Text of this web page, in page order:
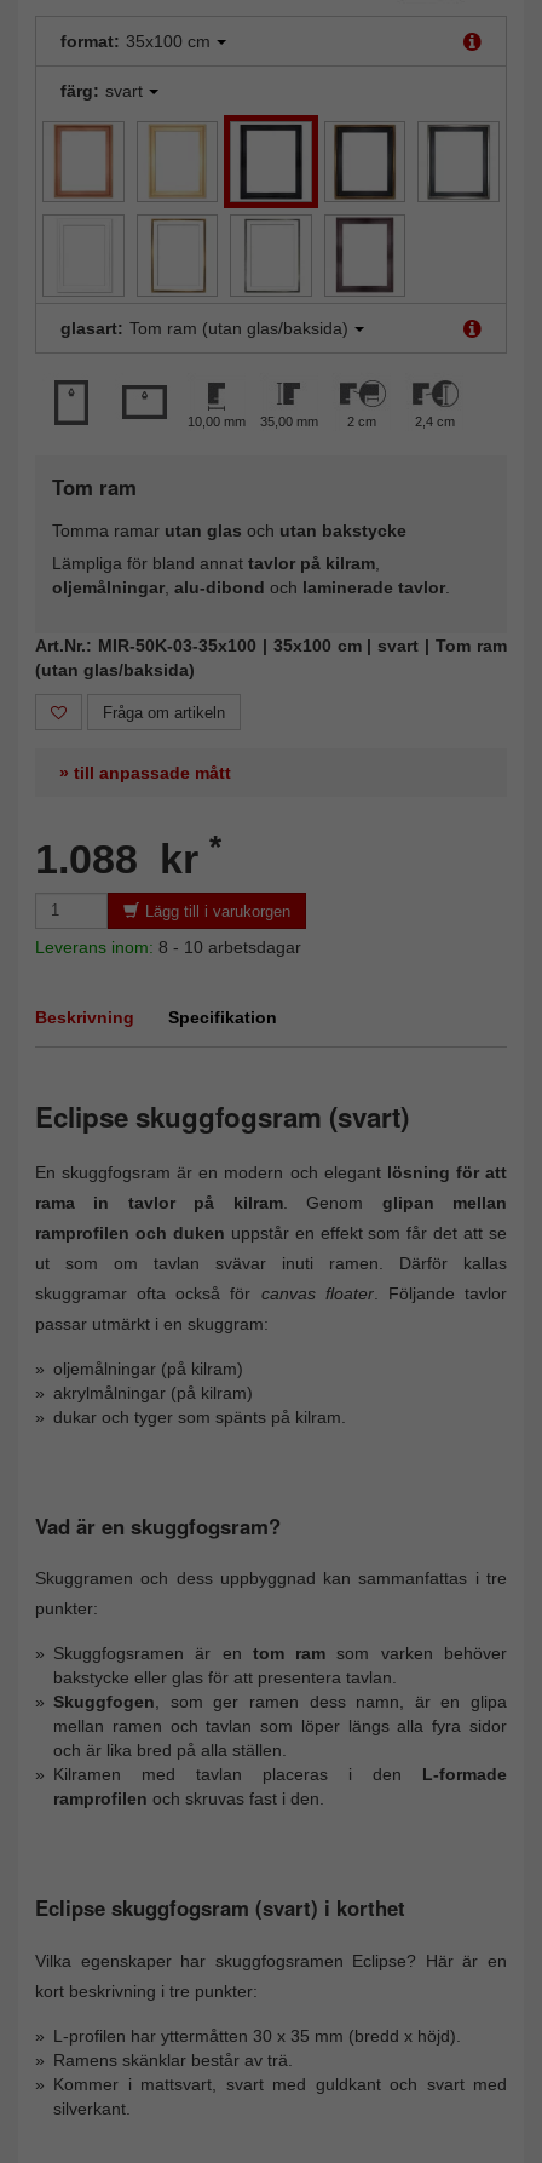
format: 35x100 cm
färg: svart
glasart: Tom ram (utan glas/baksida)
10,00 mm 35,00 mm 2 cm 2,4 cm
Tom ram
Tomma ramar utan glas och utan bakstycke
Lämpliga för bland annat tavlor på kilram
oljemålningar alu-dibond och laminerade tavlor
Art.Nr.: MIR-50K-03-35x100 | 35x100 cm | svart | Tom ram
(utan glas/baksida)
Fråga om artikeln
» till anpassade mått
1.088 kr *
Lägg till i varukorgen
Leverans inom: 8 - 10 arbetsdagar
Beskrivning Specifikation
Eclipse skuggfogsram (svart)
En skuggfogsram är en modern och elegant lösning för att
rama in tavlor på kilram. Genom glipan mellan
ramprofilen och duken uppstår en effekt som får det att se
ut som om tavlan svävar inuti ramen. Därför kallas
skuggramar ofta också för canvas floater. Följande tavlor
passar utmärkt i en skuggram:
oljemålningar (på kilram)
akrylmålningar (på kilram)
dukar och tyger som spänts på kilram.
Vad är en skuggfogsram?
Skuggramen och dess uppbyggnad kan sammanfattas i tre
punkter:
Skuggfogsramen är en tom ram som varken behöver
bakstycke eller glas för att presentera tavlan.
Skuggfogen, som ger ramen dess namn, är en glipa
mellan ramen och tavlan som löper längs alla fyra sidor
och är lika bred på alla ställen.
Kilramen med tavlan placeras i den L-formade
ramprofilen och skruvas fast i den.
Eclipse skuggfogsram (svart) i korthet
Vilka egenskaper har skuggfogsramen Eclipse? Här är en
kort beskrivning i tre punkter:
L-profilen har yttermåtten 30 x 35 mm (bredd x höjd).
Ramens skänklar består av trä.
Kommer i mattsvart, svart med guldkant och svart med
silverkant.